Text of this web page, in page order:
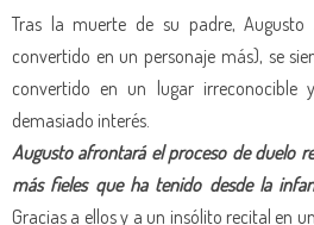
Tras la muerte de su padre,
convertido en un personaje más), se
convertido en un lugar
demasiado interés.
Augusto afrontará el proceso de duelo
más fieles que ha tenido desde la
Gracias a ellos y a un insólito recital en